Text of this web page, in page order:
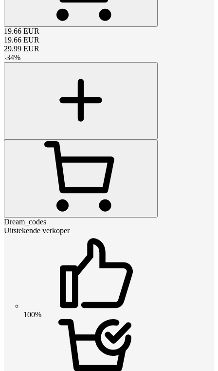
19.66 EUR
19.66 EUR
29.99 EUR
-34%
Dream_codes
Uitstekende verkoper
100%